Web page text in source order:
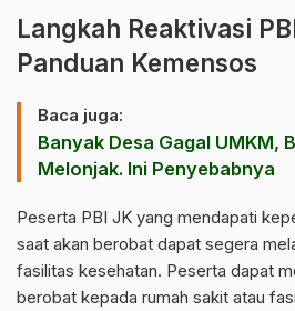
Langkah Reaktivasi
Panduan Kemensos
Baca juga:
Banyak Desa Gagal UMKM,
Melonjak. Ini Penyebabnya
Peserta PBI JK yang mendapati
saat akan berobat dapat segera
fasilitas kesehatan. Peserta dapat
berobat kepada rumah sakit atau